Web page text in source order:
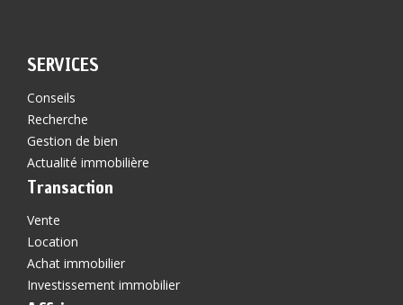
SERVICES
Conseils
Recherche
Gestion de bien
Actualité immobilière
Transaction
Vente
Location
Achat immobilier
Investissement immobilier